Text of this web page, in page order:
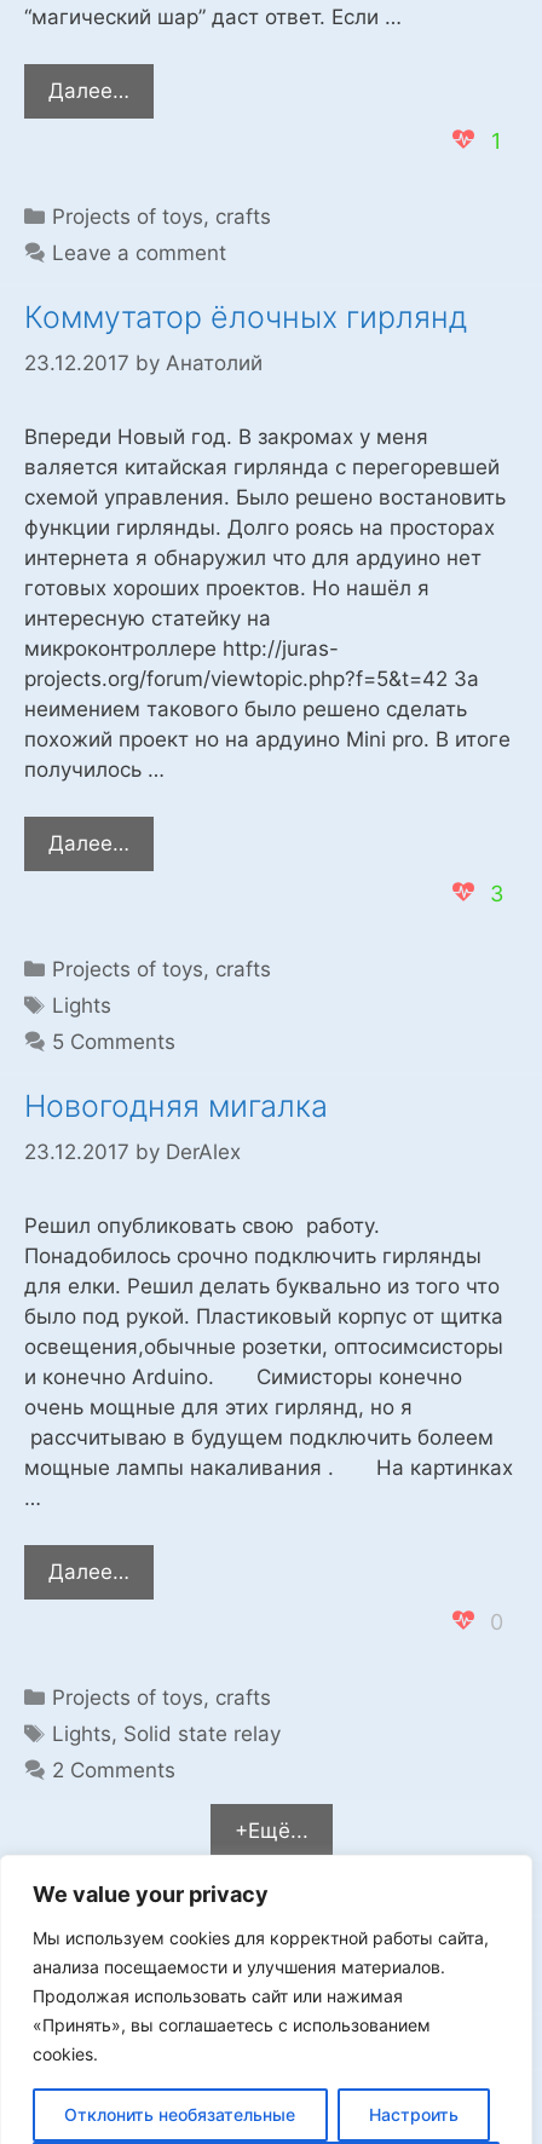
We value your privacy
Мы используем cookies для корректной работы сайта,
анализа посещаемости и улучшения материалов.
Продолжая использовать сайт или нажимая
«Принять», вы соглашаетесь с использованием
cookies.
Отклонить необязательные Настроить
“магический шар” даст ответ. Если …
Далее…
шар
решений
1
Categories
Projects of toys, crafts
Leave a comment
Коммутатор ёлочных гирлянд
23.12.2017 by Анатолий
Впереди Новый год. В закромах у меня
валяется китайская гирлянда с перегоревшей
схемой управления. Было решено востановить
функции гирлянды. Долго роясь на просторах
интернета я обнаружил что для ардуино нет
готовых хороших проектов. Но нашёл я
интересную статейку на
микроконтроллере http://juras-
projects.org/forum/viewtopic.php?f=5&t=42 За
неимением такового было решено сделать
похожий проект но на ардуино Mini pro. В итоге
получилось …
Далее…
ёлочных
3
Categories
Projects of toys, crafts
Tags
Lights
5 Comments
Новогодняя мигалка
23.12.2017 by DerAlex
Решил опубликовать свою работу.
Понадобилось срочно подключить гирлянды
для елки. Решил делать буквально из того что
было под рукой. Пластиковый корпус от щитка
освещения,обычные розетки, оптосимсисторы
и конечно Arduino. Симисторы конечно
очень мощные для этих гирлянд, но я
рассчитываю в будущем подключить болеем
мощные лампы накаливания . На картинках
…
Далее…
мигалка
0
Categories
Projects of toys, crafts
Tags
Lights, Solid state relay
2 Comments
+Ещё...
Мы в VK
Реклама